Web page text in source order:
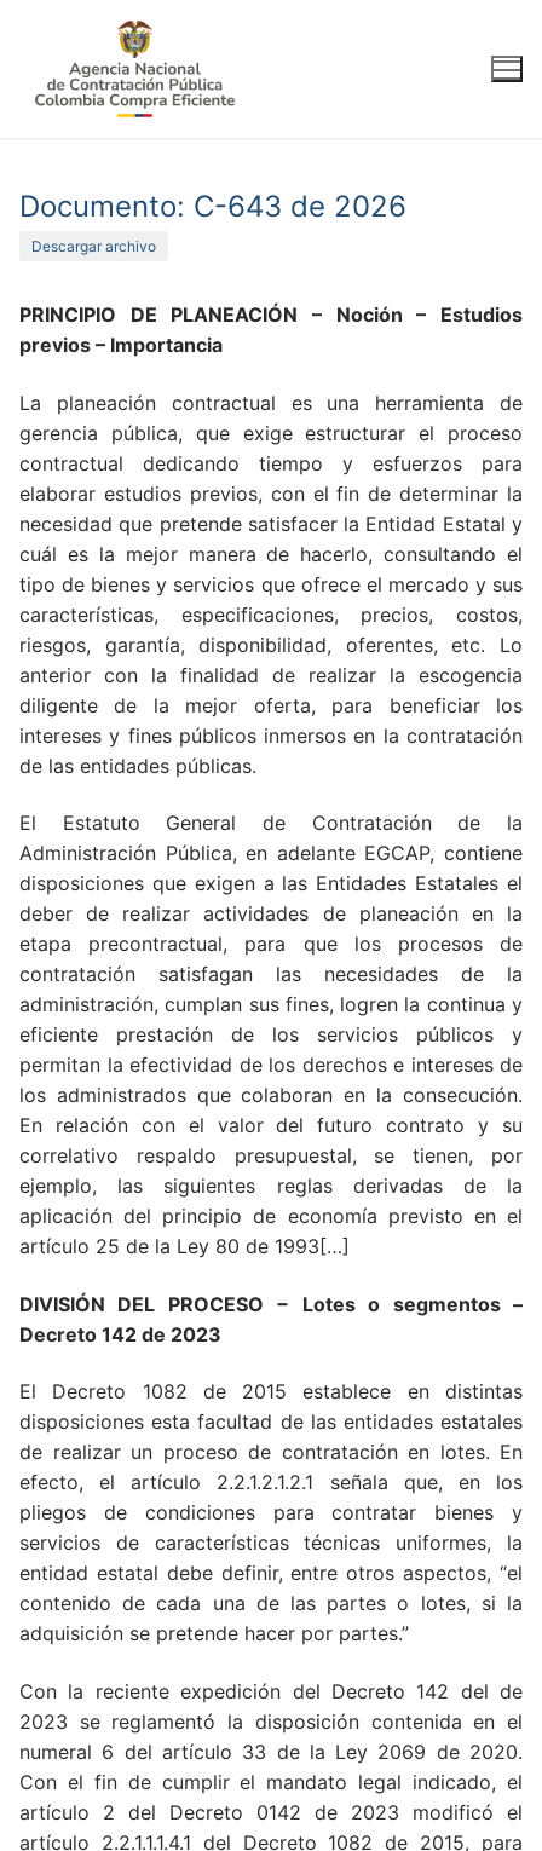
contenido
Documento: C-643 de 2026
Descargar archivo
PRINCIPIO DE PLANEACIÓN – Noción – Estudios
previos – Importancia
La planeación contractual es una herramienta de
gerencia pública, que exige estructurar el proceso
contractual dedicando tiempo y esfuerzos para
elaborar estudios previos, con el fin de determinar la
necesidad que pretende satisfacer la Entidad Estatal y
cuál es la mejor manera de hacerlo, consultando el
tipo de bienes y servicios que ofrece el mercado y sus
características, especificaciones, precios, costos,
riesgos, garantía, disponibilidad, oferentes, etc. Lo
anterior con la finalidad de realizar la escogencia
diligente de la mejor oferta, para beneficiar los
intereses y fines públicos inmersos en la contratación
de las entidades públicas.
El Estatuto General de Contratación de la
Administración Pública, en adelante EGCAP, contiene
disposiciones que exigen a las Entidades Estatales el
deber de realizar actividades de planeación en la
etapa precontractual, para que los procesos de
contratación satisfagan las necesidades de la
administración, cumplan sus fines, logren la continua y
eficiente prestación de los servicios públicos y
permitan la efectividad de los derechos e intereses de
los administrados que colaboran en la consecución.
En relación con el valor del futuro contrato y su
correlativo respaldo presupuestal, se tienen, por
ejemplo, las siguientes reglas derivadas de la
aplicación del principio de economía previsto en el
artículo 25 de la Ley 80 de 1993[…]
DIVISIÓN DEL PROCESO − Lotes o segmentos–
Decreto 142 de 2023
El Decreto 1082 de 2015 establece en distintas
disposiciones esta facultad de las entidades estatales
de realizar un proceso de contratación en lotes. En
efecto, el artículo 2.2.1.2.1.2.1 señala que, en los
pliegos de condiciones para contratar bienes y
servicios de características técnicas uniformes, la
entidad estatal debe definir, entre otros aspectos, “el
contenido de cada una de las partes o lotes, si la
adquisición se pretende hacer por partes.”
Con la reciente expedición del Decreto 142 del de
2023 se reglamentó la disposición contenida en el
numeral 6 del artículo 33 de la Ley 2069 de 2020.
Con el fin de cumplir el mandato legal indicado, el
artículo 2 del Decreto 0142 de 2023 modificó el
artículo 2.2.1.1.1.4.1 del Decreto 1082 de 2015, para